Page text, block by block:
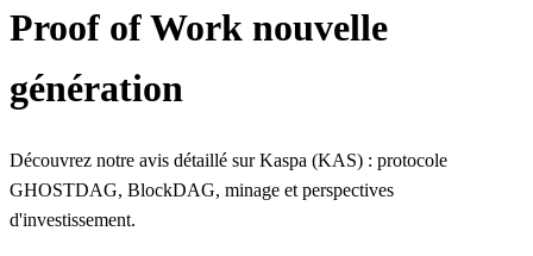
Proof of Work nouvelle
génération
Découvrez notre avis détaillé sur Kaspa (KAS) : protocole
GHOSTDAG, BlockDAG, minage et perspectives
d'investissement.